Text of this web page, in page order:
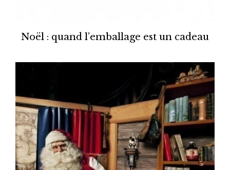
Noël : quand l’emballage est un cadeau